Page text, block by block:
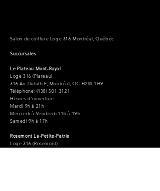
Salon de coiffure Loge 316 Montréal, Québec
Succursales
Le Plateau Mont-Royal
Loge 316 (Plateau)
316 Av. Duluth E, Montréal, QC H2W 1H9
Téléphone: (438) 501-3121
Heures d'ouverture
Mardi 9h à 21h
Mercredi à Vendredi 11h à 19h
Samedi 9h à 17h
Rosemont La-Petite-Patrie
Loge 316 (Rosemont)